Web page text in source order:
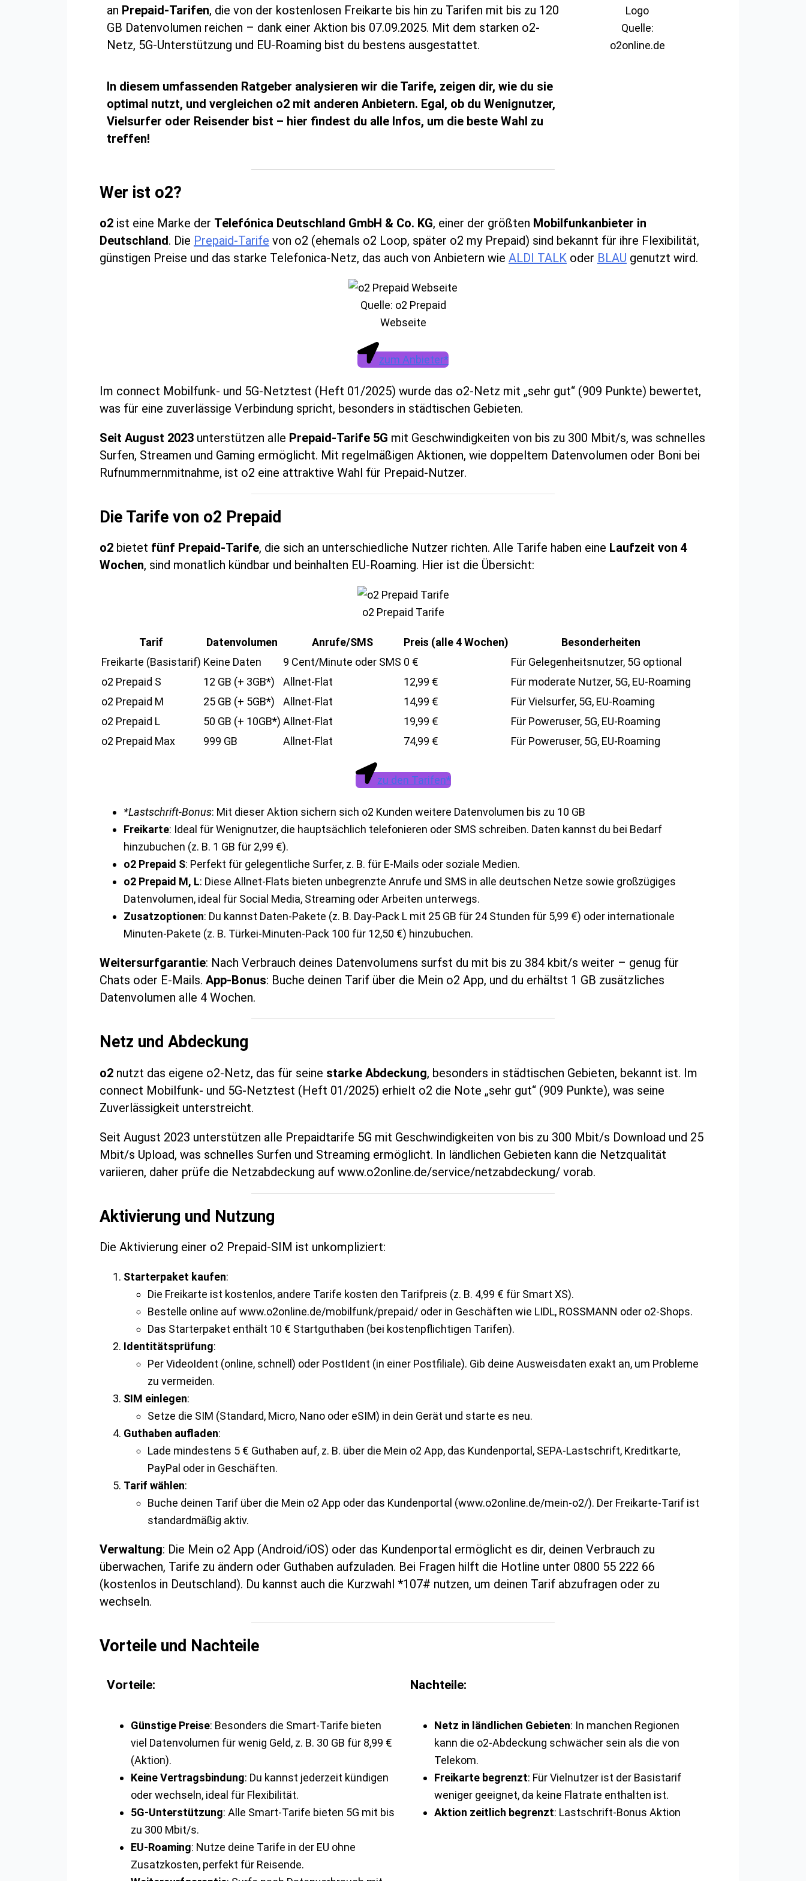
an Prepaid-Tarifen, die von der kostenlosen Freikarte bis hin zu Tarifen mit bis zu 120
GB Datenvolumen reichen – dank einer Aktion bis 07.09.2025. Mit dem starken o2-
Netz, 5G-Unterstützung und EU-Roaming bist du bestens ausgestattet.
In diesem umfassenden Ratgeber analysieren wir die Tarife, zeigen dir, wie du sie
optimal nutzt, und vergleichen o2 mit anderen Anbietern. Egal, ob du Wenignutzer,
Vielsurfer oder Reisender bist – hier findest du alle Infos, um die beste Wahl zu
treffen!
Quelle:
o2online.de
Wer ist o2?
o2 ist eine Marke der Telefónica Deutschland GmbH & Co. KG, einer der größten Mobilfunkanbieter in
Deutschland. Die Prepaid-Tarife von o2 (ehemals o2 Loop, später o2 my Prepaid) sind bekannt für ihre Flexibilität,
günstigen Preise und das starke Telefonica-Netz, das auch von Anbietern wie ALDI TALK oder BLAU genutzt wird.
Quelle: o2 Prepaid
Webseite
zum Anbieter*
Im connect Mobilfunk- und 5G-Netztest (Heft 01/2025) wurde das o2-Netz mit „sehr gut“ (909 Punkte) bewertet,
was für eine zuverlässige Verbindung spricht, besonders in städtischen Gebieten.
Seit August 2023 unterstützen alle Prepaid-Tarife 5G mit Geschwindigkeiten von bis zu 300 Mbit/s, was schnelles
Surfen, Streamen und Gaming ermöglicht. Mit regelmäßigen Aktionen, wie doppeltem Datenvolumen oder Boni bei
Rufnummernmitnahme, ist o2 eine attraktive Wahl für Prepaid-Nutzer.
Die Tarife von o2 Prepaid
o2 bietet fünf Prepaid-Tarife, die sich an unterschiedliche Nutzer richten. Alle Tarife haben eine Laufzeit von 4
Wochen, sind monatlich kündbar und beinhalten EU-Roaming. Hier ist die Übersicht:
o2 Prepaid Tarife
Tarif Datenvolumen Anrufe/SMS Preis (alle 4 Wochen)
Besonderheiten
Freikarte (Basistarif) Keine Daten 9 Cent/Minute oder SMS 0 €
Für Gelegenheitsnutzer, 5G optional
o2 Prepaid S
12 GB (+ 3GB*) Allnet-Flat 12,99 €
Für moderate Nutzer, 5G, EU-Roaming
o2 Prepaid M
25 GB (+ 5GB*) Allnet-Flat 14,99 €
Für Vielsurfer, 5G, EU-Roaming
o2 Prepaid L
50 GB (+ 10GB*) Allnet-Flat 19,99 €
Für Poweruser, 5G, EU-Roaming
o2 Prepaid Max
999 GB Allnet-Flat 74,99 € Für Poweruser, 5G, EU-Roaming
zu den Tarifen*
*Lastschrift-Bonus: Mit dieser Aktion sichern sich o2 Kunden weitere Datenvolumen bis zu 10 GB
Freikarte: Ideal für Wenignutzer, die hauptsächlich telefonieren oder SMS schreiben. Daten kannst du bei Bedarf
hinzubuchen (z. B. 1 GB für 2,99 €).
o2 Prepaid S: Perfekt für gelegentliche Surfer, z. B. für E-Mails oder soziale Medien.
o2 Prepaid M, L: Diese Allnet-Flats bieten unbegrenzte Anrufe und SMS in alle deutschen Netze sowie großzügiges
Datenvolumen, ideal für Social Media, Streaming oder Arbeiten unterwegs.
Zusatzoptionen: Du kannst Daten-Pakete (z. B. Day-Pack L mit 25 GB für 24 Stunden für 5,99 €) oder internationale
Minuten-Pakete (z. B. Türkei-Minuten-Pack 100 für 12,50 €) hinzubuchen.
Weitersurfgarantie: Nach Verbrauch deines Datenvolumens surfst du mit bis zu 384 kbit/s weiter – genug für
Chats oder E-Mails. App-Bonus: Buche deinen Tarif über die Mein o2 App, und du erhältst 1 GB zusätzliches
Datenvolumen alle 4 Wochen.
Netz und Abdeckung
o2 nutzt das eigene o2-Netz, das für seine starke Abdeckung, besonders in städtischen Gebieten, bekannt ist. Im
connect Mobilfunk- und 5G-Netztest (Heft 01/2025) erhielt o2 die Note „sehr gut“ (909 Punkte), was seine
Zuverlässigkeit unterstreicht.
Seit August 2023 unterstützen alle Prepaidtarife 5G mit Geschwindigkeiten von bis zu 300 Mbit/s Download und 25
Mbit/s Upload, was schnelles Surfen und Streaming ermöglicht. In ländlichen Gebieten kann die Netzqualität
variieren, daher prüfe die Netzabdeckung auf www.o2online.de/service/netzabdeckung/ vorab.
Aktivierung und Nutzung
Die Aktivierung einer o2 Prepaid-SIM ist unkompliziert:
Starterpaket kaufen:
Die Freikarte ist kostenlos, andere Tarife kosten den Tarifpreis (z. B. 4,99 € für Smart XS).
Bestelle online auf www.o2online.de/mobilfunk/prepaid/ oder in Geschäften wie LIDL, ROSSMANN oder o2-Shops.
Das Starterpaket enthält 10 € Startguthaben (bei kostenpflichtigen Tarifen).
Identitätsprüfung:
Per VideoIdent (online, schnell) oder PostIdent (in einer Postfiliale). Gib deine Ausweisdaten exakt an, um Probleme
zu vermeiden.
SIM einlegen:
Setze die SIM (Standard, Micro, Nano oder eSIM) in dein Gerät und starte es neu.
Guthaben aufladen:
Lade mindestens 5 € Guthaben auf, z. B. über die Mein o2 App, das Kundenportal, SEPA-Lastschrift, Kreditkarte,
PayPal oder in Geschäften.
Tarif wählen:
Buche deinen Tarif über die Mein o2 App oder das Kundenportal (www.o2online.de/mein-o2/). Der Freikarte-Tarif ist
standardmäßig aktiv.
Verwaltung: Die Mein o2 App (Android/iOS) oder das Kundenportal ermöglicht es dir, deinen Verbrauch zu
überwachen, Tarife zu ändern oder Guthaben aufzuladen. Bei Fragen hilft die Hotline unter 0800 55 222 66
(kostenlos in Deutschland). Du kannst auch die Kurzwahl *107# nutzen, um deinen Tarif abzufragen oder zu
wechseln.
Vorteile und Nachteile
Vorteile:
Günstige Preise: Besonders die Smart-Tarife bieten
viel Datenvolumen für wenig Geld, z. B. 30 GB für 8,99 €
(Aktion).
Keine Vertragsbindung: Du kannst jederzeit kündigen
oder wechseln, ideal für Flexibilität.
5G-Unterstützung: Alle Smart-Tarife bieten 5G mit bis
zu 300 Mbit/s.
EU-Roaming: Nutze deine Tarife in der EU ohne
Zusatzkosten, perfekt für Reisende.
Nachteile:
Netz in ländlichen Gebieten: In manchen Regionen
kann die o2-Abdeckung schwächer sein als die von
Telekom.
Freikarte begrenzt: Für Vielnutzer ist der Basistarif
weniger geeignet, da keine Flatrate enthalten ist.
Aktion zeitlich begrenzt: Lastschrift-Bonus Aktion